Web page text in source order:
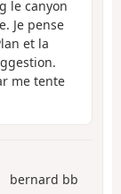
le canyon
Je pense
et la
me tente
bernard bb